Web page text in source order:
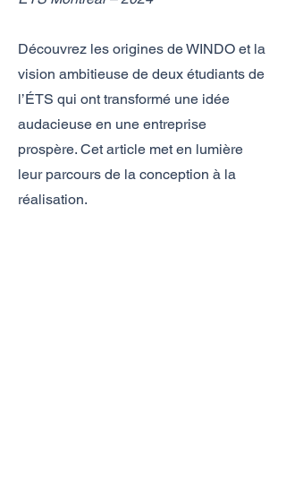
Découvrez les origines de WINDO et la
vision ambitieuse de deux étudiants de
l’ÉTS qui ont transformé une idée
audacieuse en une entreprise
prospère. Cet article met en lumière
leur parcours de la conception à la
réalisation.